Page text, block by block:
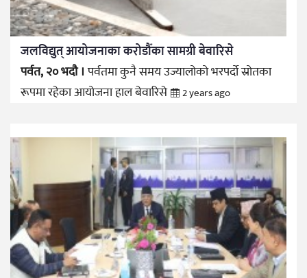
जलविद्युत् आयोजनाका करोडौँका सामग्री बेवारिसे
पर्वत, २० भदौ ।पर्वतमा कुनै समय उज्यालोको भरपर्दो स्रोतका
रूपमा रहेका आयोजना हाल बेवारिसे
2 years ago